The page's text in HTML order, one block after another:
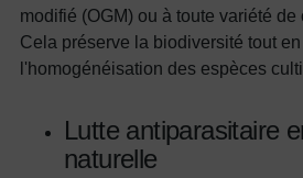
modifié (OGM) ou à toute variété
Cela préserve la biodiversité tout
l'homogénéisation des espèces
Lutte antiparasitaire
naturelle